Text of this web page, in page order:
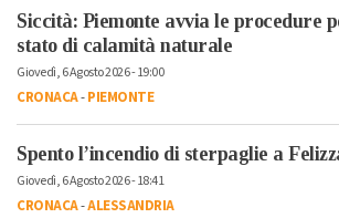
Siccità: Piemonte avvia le procedure
stato di calamità naturale
Giovedì, 6 Agosto 2026 - 19:00
CRONACA-PIEMONTE
Spento l’incendio di sterpaglie a
Giovedì, 6 Agosto 2026 - 18:41
CRONACA-ALESSANDRIA